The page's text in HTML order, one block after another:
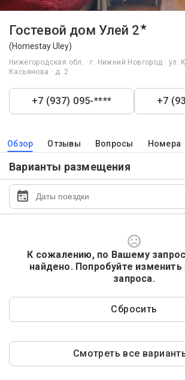
Гостевой дом Улей 2★
(Homestay Uley)
Нижегородская обл. · г. Нижний Новгород · ул.
Касьянова · д. 2
+7 (937) 095-**** +7
Обзор Отзывы Вопросы Номера
Варианты размещения
К сожалению, по Вашему
найдено. Попробуйте
запроса.
Сбросить
Смотреть все